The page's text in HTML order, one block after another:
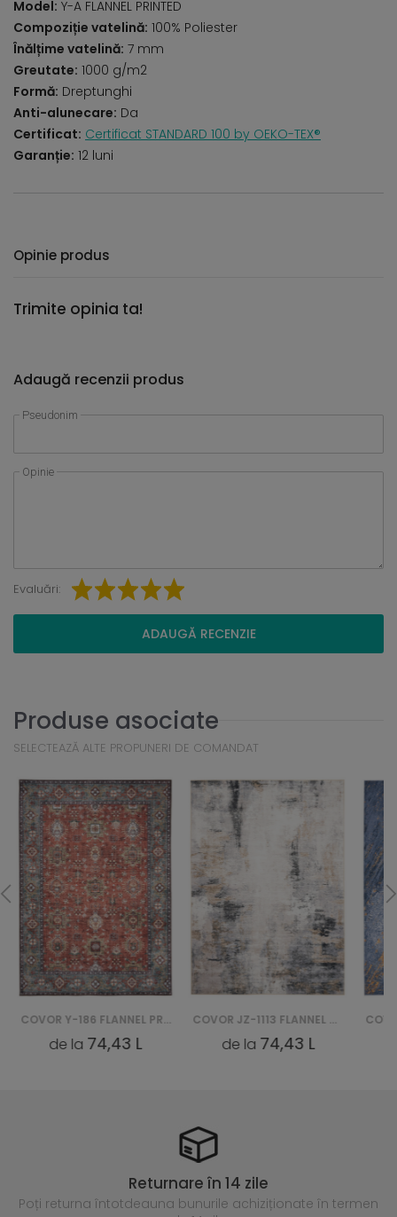
Model: Y-A FLANNEL PRINTED
Compoziție vatelină: 100% Poliester
Înălțime vatelină: 7 mm
Greutate: 1000 g/m2
Formă: Dreptunghi
Anti-alunecare: Da
Certificat: Certificat STANDARD 100 by OEKO-TEX®
Garanție: 12 luni
Opinie produs
Trimite opinia ta!
Adaugă recenzii produs
Pseudonim
Opinie
Evaluări:
ADAUGĂ RECENZIE
Produse asociate
SELECTEAZĂ ALTE PROPUNERI DE COMANDAT
COVOR Y-186 FLANNEL PRINTED
de la 74,43 L
COVOR JZ-1113 FLANNEL PRINTED
de la 74,43 L
Returnare în 14 zile
Poți returna întotdeauna bunurile achiziționate în termen